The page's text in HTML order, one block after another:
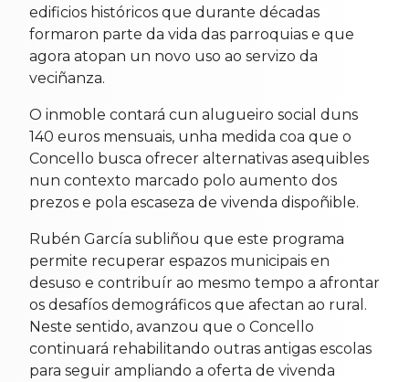
edificios históricos que durante décadas
formaron parte da vida das parroquias e que
agora atopan un novo uso ao servizo da
veciñanza.
O inmoble contará cun alugueiro social duns
140 euros mensuais, unha medida coa que o
Concello busca ofrecer alternativas asequibles
nun contexto marcado polo aumento dos
prezos e pola escaseza de vivenda dispoñible.
Rubén García subliñou que este programa
permite recuperar espazos municipais en
desuso e contribuír ao mesmo tempo a afrontar
os desafíos demográficos que afectan ao rural.
Neste sentido, avanzou que o Concello
continuará rehabilitando outras antigas escolas
para seguir ampliando a oferta de vivenda